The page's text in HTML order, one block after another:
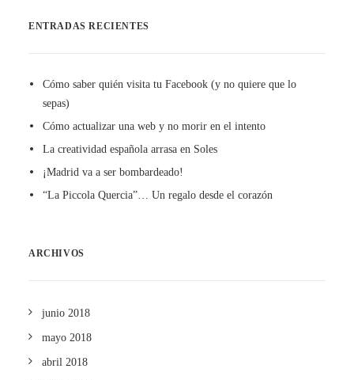
ENTRADAS RECIENTES
Cómo saber quién visita tu Facebook (y no quiere que lo
sepas)
Cómo actualizar una web y no morir en el intento
La creatividad española arrasa en Soles
¡Madrid va a ser bombardeado!
“La Piccola Quercia”… Un regalo desde el corazón
ARCHIVOS
junio 2018
mayo 2018
abril 2018